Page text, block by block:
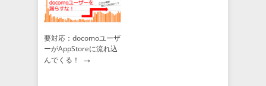
要対応：docomoユーザ
ーがAppStoreに流れ込
んでくる！
→